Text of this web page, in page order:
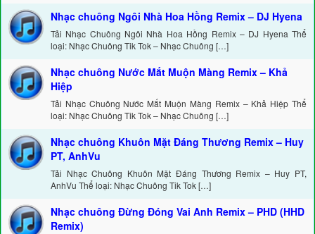
Nhạc chuông Ngôi Nhà Hoa Hồng Remix – DJ Hyena
Tải Nhạc Chuông Ngôi Nhà Hoa Hồng Remix – DJ Hyena Thể
loại: Nhạc Chuông Tik Tok – Nhạc Chuông […]
Nhạc chuông Nước Mắt Muộn Màng Remix – Khả
Hiệp
Tải Nhạc Chuông Nước Mắt Muộn Màng Remix – Khả Hiệp Thể
loại: Nhạc Chuông Tik Tok – Nhạc Chuông […]
Nhạc chuông Khuôn Mặt Đáng Thương Remix – Huy
PT, AnhVu
Tải Nhạc Chuông Khuôn Mặt Đáng Thương Remix – Huy PT,
AnhVu Thể loại: Nhạc Chuông Tik Tok […]
Nhạc chuông Đừng Đóng Vai Anh Remix – PHD (HHD
Remix)